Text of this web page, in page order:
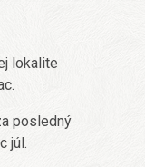
lokalite
posledný
júl.